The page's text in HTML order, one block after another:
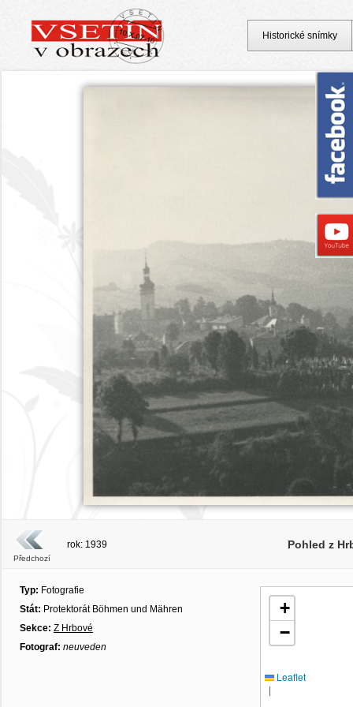
Předchozí
rok: 1939 Pohled z
Typ: Fotografie
Stát: Protektorát Böhmen und Mähren
Sekce: Z Hrbové
Fotograf: neuveden
+
−
Leaflet
|
Historické snímky